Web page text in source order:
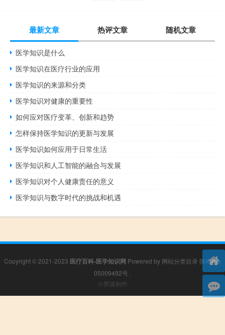
最新文章 热评文章 随机文章
医学知识是什么
医学知识在医疗行业的应用
医学知识的来源和分类
医学知识对健康的重要性
如何应对医疗变革、创新和趋势
怎样保持医学知识的更新与发展
医学知识如何应用于日常生活
医学知识和人工智能的融合与发展
医学知识对个人健康责任的意义
医学知识与数字时代的挑战和机遇
Copyright © 2021-2023 医疗百科-医学知识网 Powered by 网站分类目录 陕ICP备
05009492号
小男孩制作